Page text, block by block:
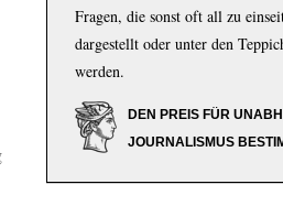
Fragen, die sonst oft all zu
dargestellt oder unter den
werden.
DEN PREIS FÜR
JOURNALISMUS